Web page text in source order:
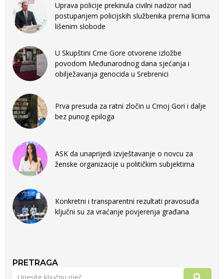
Uprava policije prekinula civilni nadzor nad
postupanjem policijskih službenika prema licima
lišenim slobode
U Skupštini Crne Gore otvorene izložbe
povodom Međunarodnog dana sjećanja i
obilježavanja genocida u Srebrenici
Prva presuda za ratni zločin u Crnoj Gori i dalje
bez punog epiloga
ASK da unaprijedi izvještavanje o novcu za
ženske organizacije u političkim subjektima
Konkretni i transparentni rezultati pravosuđa
ključni su za vraćanje povjerenja građana
PRETRAGA